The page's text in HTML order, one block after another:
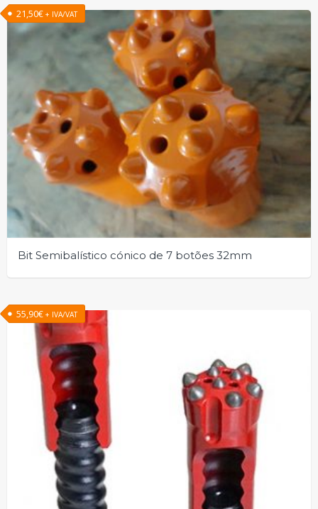
Bit Semibalístico cónico de 7 botões 32mm
21,50€ + IVA/VAT
55,90€ + IVA/VAT